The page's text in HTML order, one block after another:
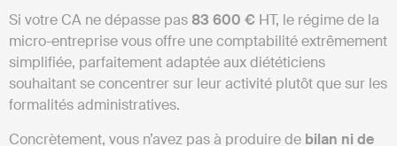
Si votre CA ne dépasse pas 83 600 € HT, le régime de la
micro-entreprise vous offre une comptabilité extrêmement
simplifiée, parfaitement adaptée aux diététiciens
souhaitant se concentrer sur leur activité plutôt que sur les
formalités administratives.
Concrètement, vous n’avez pas à produire de bilan ni de